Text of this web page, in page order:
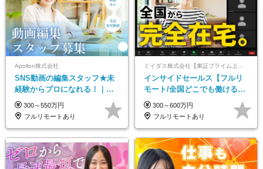
Apollon株式会社
SNS動画の編集スタッフ★未
経験からプロになれる！｜お
うちで働くフルリモート｜残
業ゼロで18時退勤◎
300～550万円
フルリモートあり
インサイドセールス【フルリ
モート/全国どこでも働ける】
未経験OK*土日祝休み*残業少
なめ*在宅勤務手当あり
300～600万円
フルリモートあり